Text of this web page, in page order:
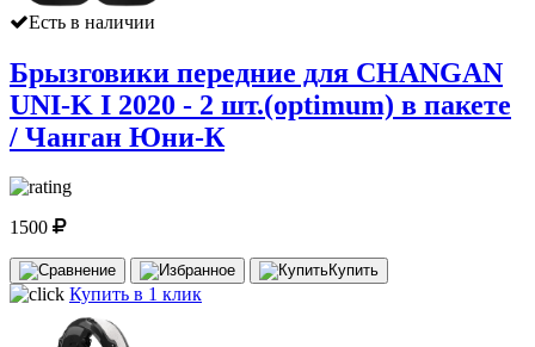
Есть в наличии
Брызговики передние для CHANGAN
UNI-K I 2020 - 2 шт.(optimum) в пакете
/ Чанган Юни-К
1500
Купить
Купить в 1 клик